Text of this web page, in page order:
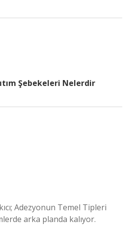
Şebekeleri Nelerdir
Adezyonun Temel Tipleri
arka planda kalıyor.